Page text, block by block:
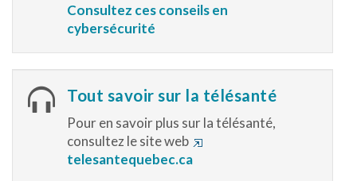
Consultez ces conseils en
cybersécurité
Tout savoir sur la télésanté
Pour en savoir plus sur la télésanté,
consultezle site web
telesantequebec.ca